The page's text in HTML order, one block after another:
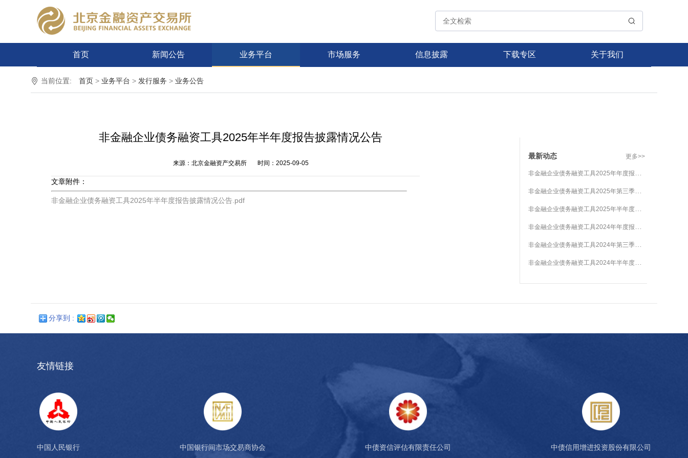
首页 新闻公告 业务平台 市场服务 信息披露 下载专区 关于我们
当前位置: 首页 > 业务平台 > 发行服务 > 业务公告
非金融企业债务融资工具2025年半年度报告披露情况公告
来源：北京金融资产交易所 时间：2025-09-05
文章附件：
非金融企业债务融资工具2025年半年度报告披露情况公告.pdf
最新动态 更多>>
分享到 :
友情链接
中国人民银行 中国银行间市场交易商协会 中债资信评估有限责任公司 中债信用增进投资股份有限公司